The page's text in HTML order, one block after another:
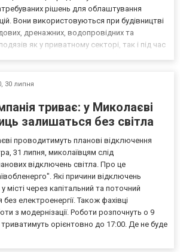
рішень для облаштування
Вони використовуються при будівництві
дренажних, водопровідних та
як у приватному секторі, так і під час
30 липня
триває: у Миколаєві
залишаться без світла
проводитимуть планові відключення
31 липня, миколаївцям слід
відключень світла. Про це
Які причини відключень
місті через капітальний та поточний
електроенергії. Також фахівці
з модернізації. Роботи розпочнуть о 9
триватимуть орієнтовно до 17:00. Де не буде